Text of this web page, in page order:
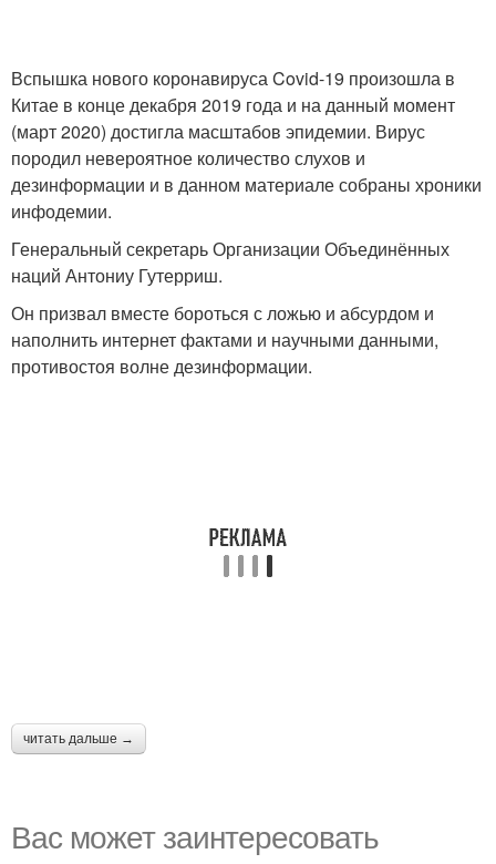
Вспышка нового коронавируса Covid-19 произошла в
Китае в конце декабря 2019 года и на данный момент
(март 2020) достигла масштабов эпидемии. Вирус
породил невероятное количество слухов и
дезинформации и в данном материале собраны хроники
инфодемии.
Генеральный секретарь Организации Объединённых
наций Антониу Гутерриш.
Он призвал вместе бороться с ложью и абсурдом и
наполнить интернет фактами и научными данными,
противостоя волне дезинформации.
читать дальше →
Вас может заинтересовать